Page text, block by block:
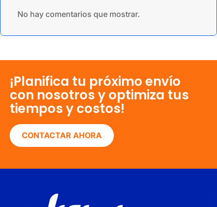
No hay comentarios que mostrar.
¡Planifica tu próximo envío
con nosotros y optimiza tus
tiempos y costos!
CONTACTAR AHORA